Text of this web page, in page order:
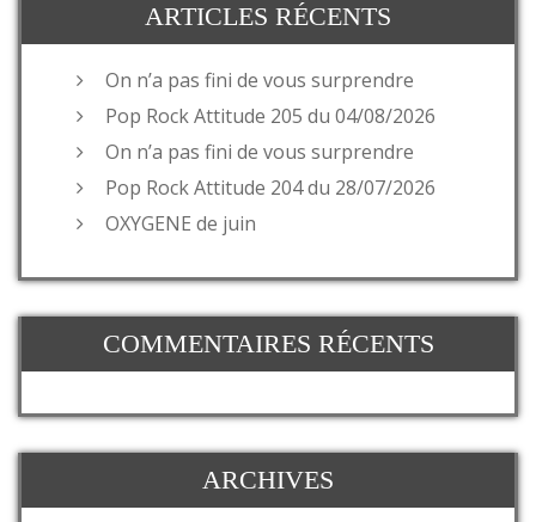
ARTICLES RÉCENTS
On n’a pas fini de vous surprendre
Pop Rock Attitude 205 du 04/08/2026
On n’a pas fini de vous surprendre
Pop Rock Attitude 204 du 28/07/2026
OXYGENE de juin
COMMENTAIRES RÉCENTS
ARCHIVES